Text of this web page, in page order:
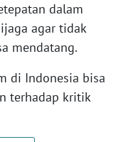
dalam
agar tidak
mendatang.
di Indonesia bisa
terhadap kritik